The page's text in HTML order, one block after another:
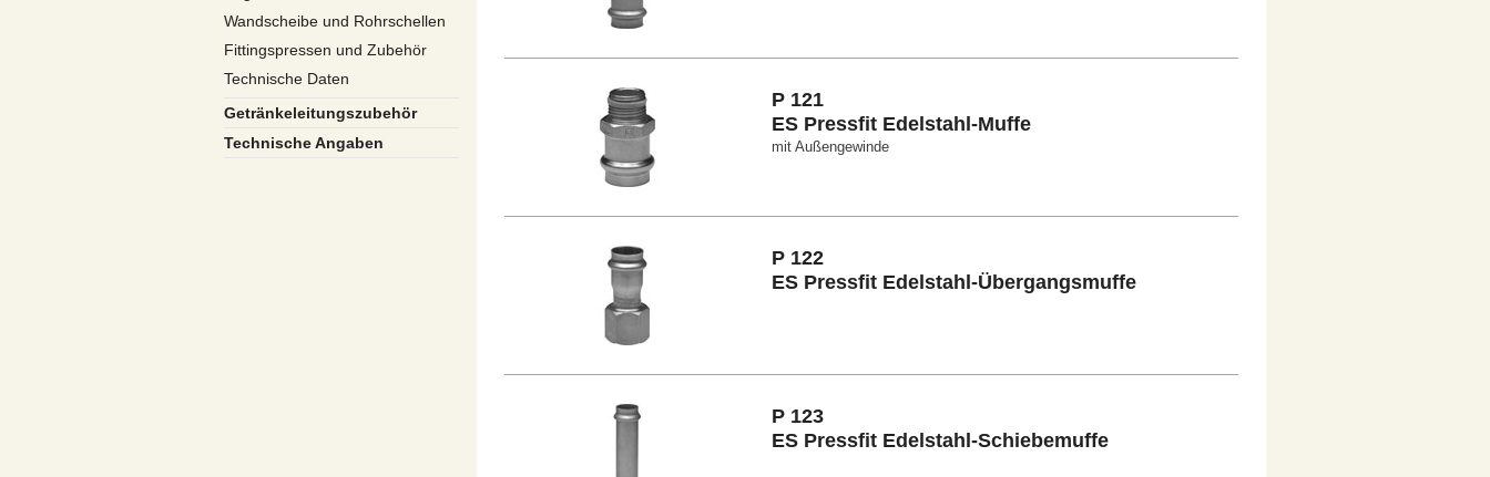
Wandscheibe und Rohrschellen
Fittingspressen und Zubehör
Technische Daten
Getränkeleitungszubehör
Technische Angaben
P 121
ES Pressfit Edelstahl-Muffe
mit Außengewinde
P 122
ES Pressfit Edelstahl-Übergangsmuffe
P 123
ES Pressfit Edelstahl-Schiebemuffe